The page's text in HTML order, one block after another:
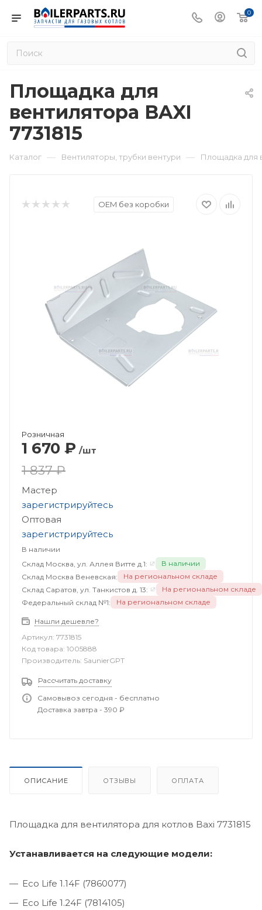
0
Площадка для
вентилятора BAXI
7731815
Каталог — Вентиляторы, трубки вентури — Площадка для
OEM без коробки
Розничная
1 670 ₽ /шт
1 837 ₽
Мастер
зарегистрируйтесь
Оптовая
зарегистрируйтесь
В наличии
Склад Москва, ул. Аллея Витте д.1:
В наличии
Склад Москва Веневская:
На региональном складе
Склад Саратов, ул. Танкистов д. 13:
На региональном складе
Федеральный склад №1:
На региональном складе
Нашли дешевле?
Артикул: 7731815
Код товара: 1005888
Производитель: SaunierGPT
Рассчитать доставку
Самовывоз сегодня - бесплатно
Доставка завтра - 390 ₽
ОПИСАНИЕ ОТЗЫВЫ ОПЛАТА
Площадка для вентилятора для котлов Baxi 7731815
Устанавливается на следующие модели:
Eco Life 1.14F (7860077)
Eco Life 1.24F (7814105)